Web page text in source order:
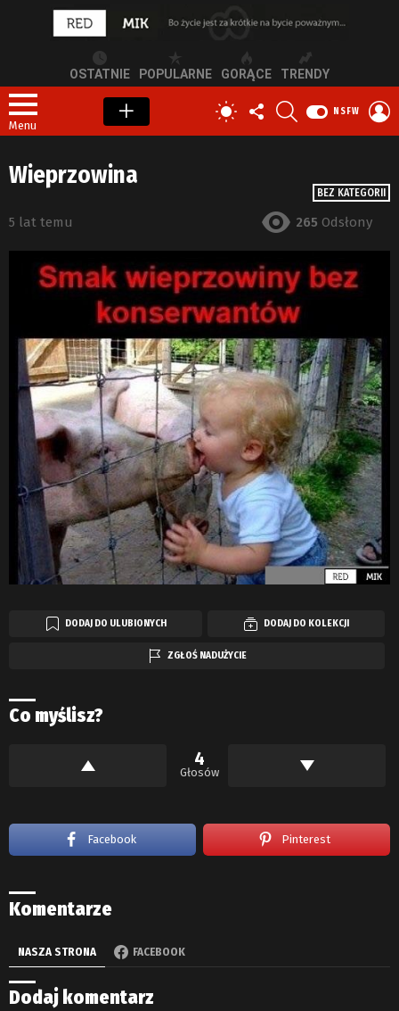
OSTATNIE POPULARNE GORĄCE TRENDY
Menu
PRZEŁĄCZ
SKÓRKĘ
OBSERWUJ
NAS
NSFW
BEZ KATEGORII
Wieprzowina
5 lat temu 265 Odsłony
DODAJ DO ULUBIONYCH DODAJ DO KOLEKCJI
ZGŁOŚ NADUŻYCIE
Co myślisz?
4
Głosów
Facebook Pinterest
Komentarze
NASZA STRONA FACEBOOK
Dodaj komentarz